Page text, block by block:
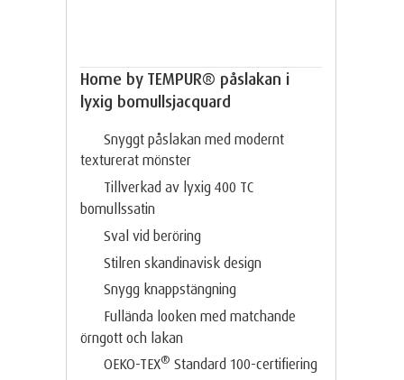
Home by TEMPUR® påslakan i
lyxig bomullsjacquard
Snyggt påslakan med modernt
texturerat mönster
Tillverkad av lyxig 400 TC
bomullssatin
Sval vid beröring
Stilren skandinavisk design
Snygg knappstängning
Fullända looken med matchande
örngott och lakan
OEKO-TEX® Standard 100-certifiering